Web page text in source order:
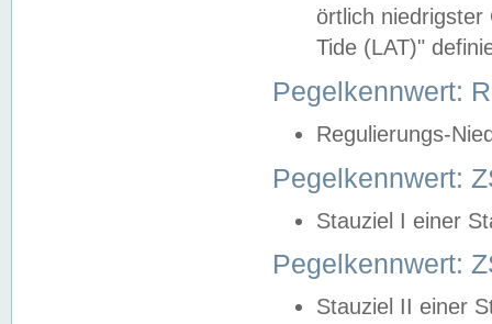
örtlich
Tide (LAT)"
Pegelkennwert:
Regulierungs-
Pegelkennwert:
Stauziel I einer
Pegelkennwert:
Stauziel II einer